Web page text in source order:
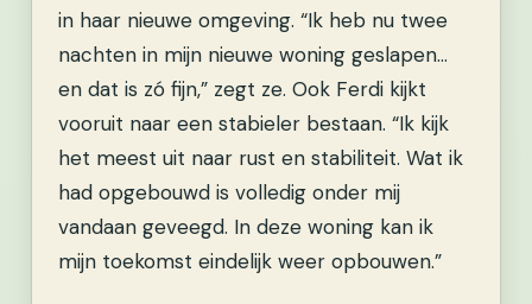
in haar nieuwe omgeving. “Ik heb nu twee
nachten in mijn nieuwe woning geslapen…
en dat is zó fijn,” zegt ze. Ook Ferdi kijkt
vooruit naar een stabieler bestaan. “Ik kijk
het meest uit naar rust en stabiliteit. Wat ik
had opgebouwd is volledig onder mij
vandaan geveegd. In deze woning kan ik
mijn toekomst eindelijk weer opbouwen.”